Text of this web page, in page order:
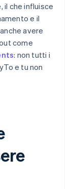
il che influisce
e il
avere
come
: non tutti i
e tu non